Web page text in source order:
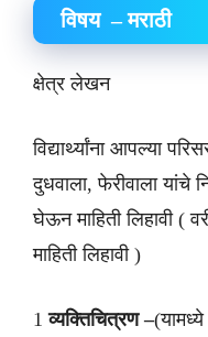
विषय – मराठी
क्षेत्र लेखन
विद्यार्थ्यांना आपल्या
दुधवाला, फेरीवाला यांचे
घेऊन माहिती लिहावी (
माहिती लिहावी )
1व्यक्तिचित्रण –